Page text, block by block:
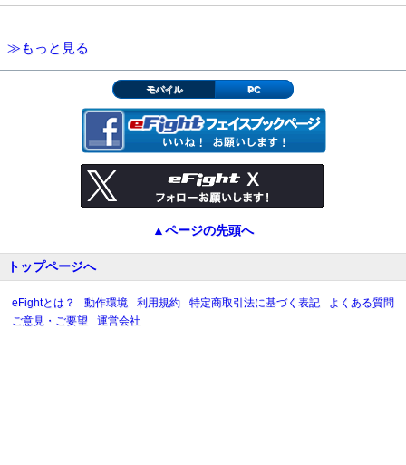
≫もっと見る
モバイル PC
▲ページの先頭へ
トップページへ
eFightとは？ 動作環境 利用規約 特定商取引法に基づく表記
よくある質問
ご意見・ご要望
運営会社